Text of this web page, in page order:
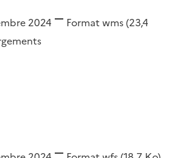
2024 Format wms(23,4